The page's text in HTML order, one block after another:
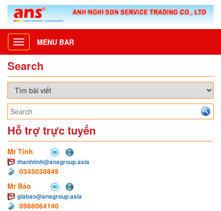
Toggle
navigation
MENU BAR
Search
Hỗ trợ trực tuyến
Mr Tính
thanhtinh@ansgroup.asia
0345038849
Mr Bảo
giabao@ansgroup.asia
0988064140